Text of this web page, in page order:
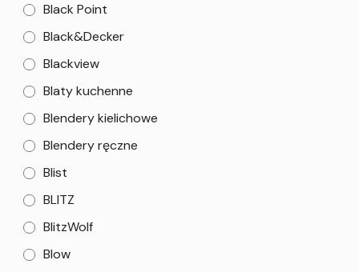
Black Point
Black&Decker
Blackview
Blaty kuchenne
Blendery kielichowe
Blendery ręczne
Blist
BLITZ
BlitzWolf
Blow